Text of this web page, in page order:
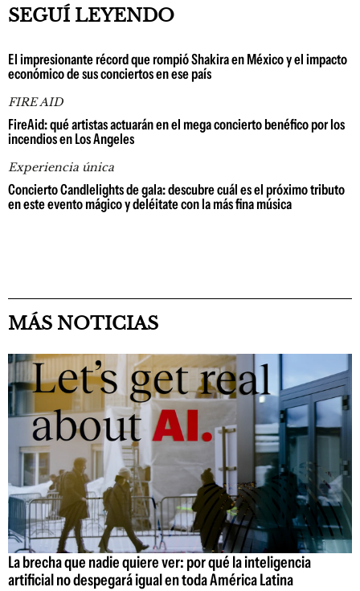
SEGUÍ LEYENDO
El impresionante récord que rompió Shakira en México y el impacto
económico de sus conciertos en ese país
FIRE AID
FireAid: qué artistas actuarán en el mega concierto benéfico por los
incendios en Los Angeles
Experiencia única
Concierto Candlelights de gala: descubre cuál es el próximo tributo
en este evento mágico y deléitate con la más fina música
MÁS NOTICIAS
La brecha que nadie quiere ver: por qué la inteligencia
artificial no despegará igual en toda América Latina